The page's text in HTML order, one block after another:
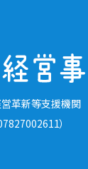
革新等支援機関
）